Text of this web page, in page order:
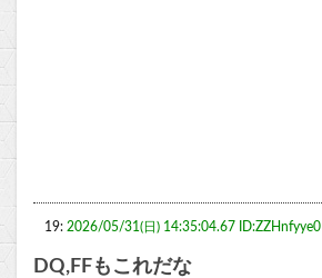
19: 2026/05/31(日) 14:35:04.67 ID:ZZHnfyye0
DQ,FFもこれだな